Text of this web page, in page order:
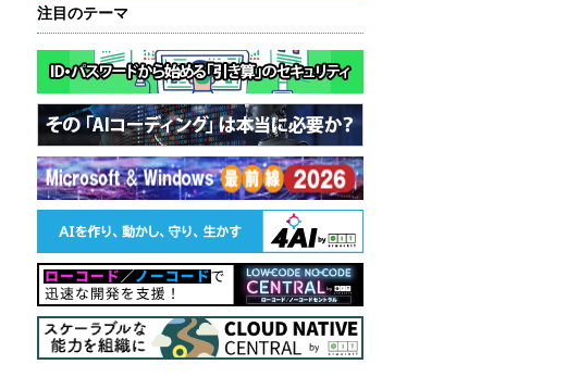
注目のテーマ